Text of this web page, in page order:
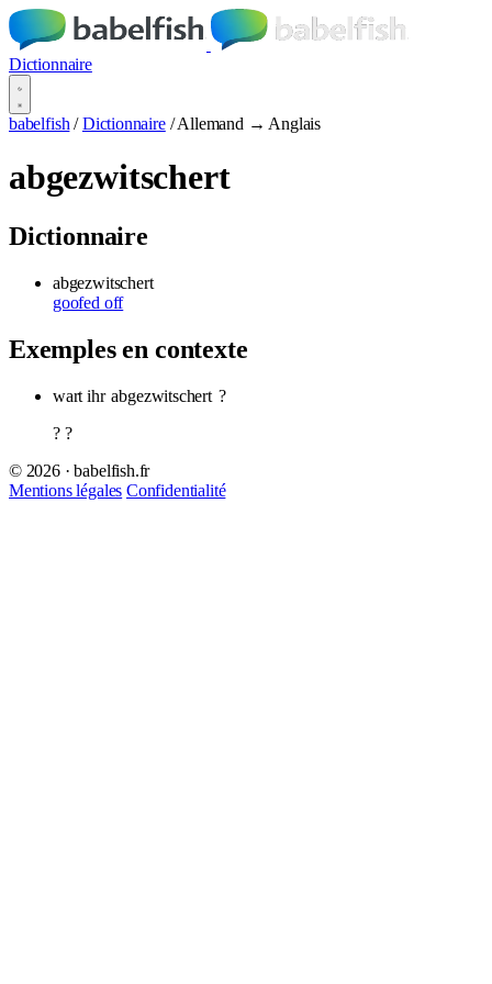
Dictionnaire
babelfish / Dictionnaire / Allemand → Anglais
abgezwitschert
Dictionnaire
abgezwitschert
goofed off
Exemples en contexte
wart ihr abgezwitschert ?
? ?
© 2026 · babelfish.fr
Mentions légales Confidentialité